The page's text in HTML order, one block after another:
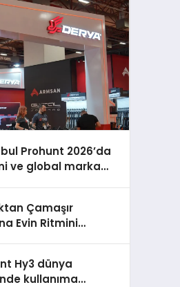
Prohunt 2026’da
ve global marka
Çamaşır
Evin Ritmini
Deneyimi
Hy3 dünya
kullanıma